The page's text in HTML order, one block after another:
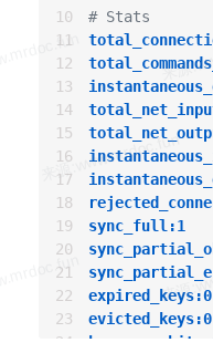
rdbcompression
rdbchecksum
dir /var/lib/
slaveof
masterauth
slave-serve-
slave-read-
repl-
repl-diskless-
repl-disable-
slave-priority
requirepass
appendonly yes
# Stats
sync_full:1
expired_keys:0
evicted_keys:0